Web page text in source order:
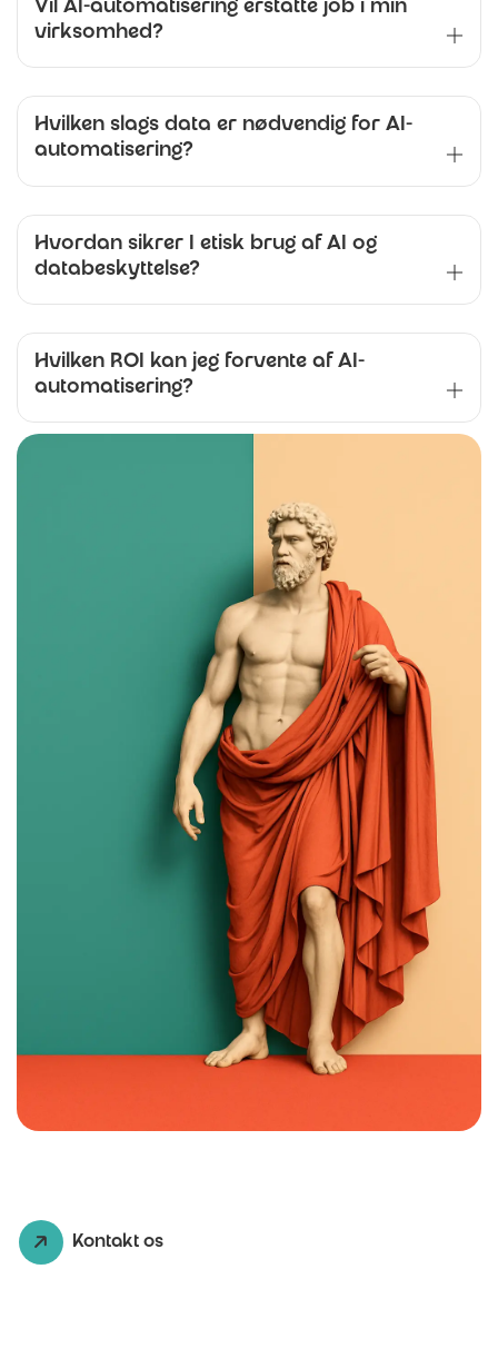
Vil AI-automatisering erstatte job i min
virksomhed?
Hvilken slags data er nødvendig for AI-
automatisering?
Hvordan sikrer I etisk brug af AI og
databeskyttelse?
Hvilken ROI kan jeg forvente af AI-
automatisering?
Kontakt os